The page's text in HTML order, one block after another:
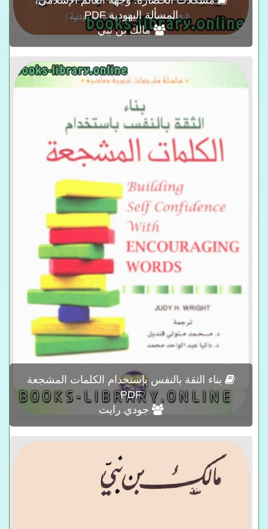
المسألة اليهودية PDF
مالك بن نبي
بناء الثقة بالنفس بإستخدام الكلمات المشجعة
PDF
جودي رايت